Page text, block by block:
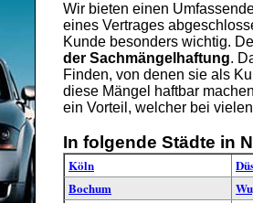
Wir bieten einen
eines Vertrages
Kunde besonders wichtig.
der Sachmängelhaftung.
Finden, von denen sie als
diese Mängel haftbar
ein Vorteil, welcher bei
In folgende Städte in
Köln
Bochum